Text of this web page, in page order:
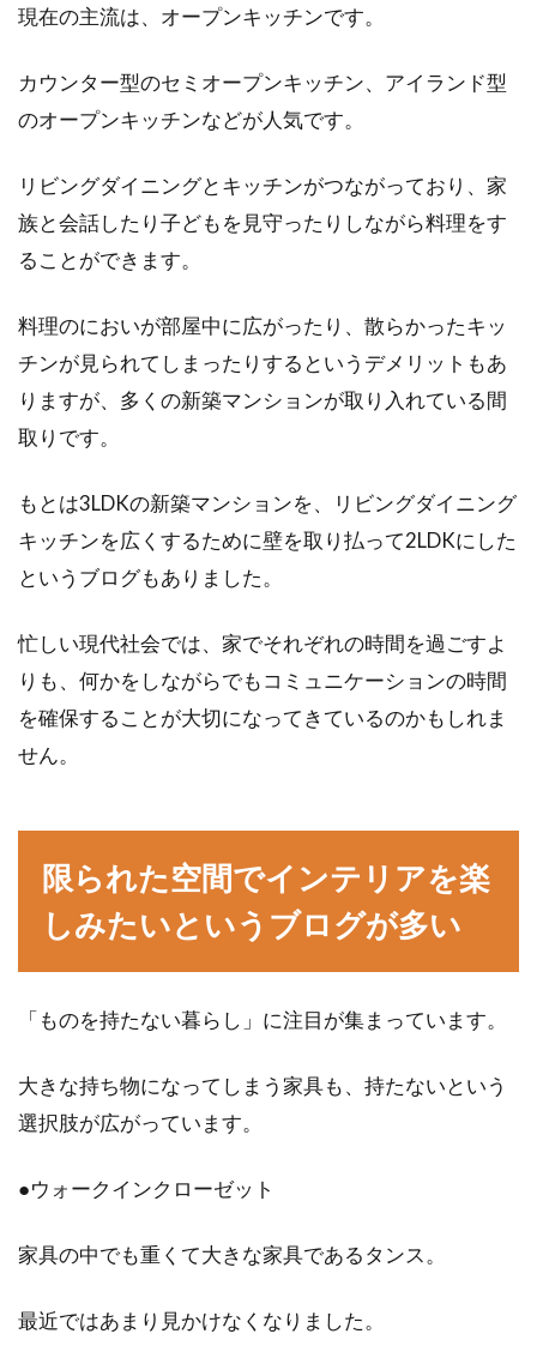
現在の主流は、オープンキッチンです。
カウンター型のセミオープンキッチン、アイランド型
のオープンキッチンなどが人気です。
リビングダイニングとキッチンがつながっており、家
族と会話したり子どもを見守ったりしながら料理をす
ることができます。
料理のにおいが部屋中に広がったり、散らかったキッ
チンが見られてしまったりするというデメリットもあ
りますが、多くの新築マンションが取り入れている間
取りです。
もとは3LDKの新築マンションを、リビングダイニング
キッチンを広くするために壁を取り払って2LDKにした
というブログもありました。
忙しい現代社会では、家でそれぞれの時間を過ごすよ
りも、何かをしながらでもコミュニケーションの時間
を確保することが大切になってきているのかもしれま
せん。
限られた空間でインテリアを楽
しみたいというブログが多い
「ものを持たない暮らし」に注目が集まっています。
大きな持ち物になってしまう家具も、持たないという
選択肢が広がっています。
●ウォークインクローゼット
家具の中でも重くて大きな家具であるタンス。
最近ではあまり見かけなくなりました。